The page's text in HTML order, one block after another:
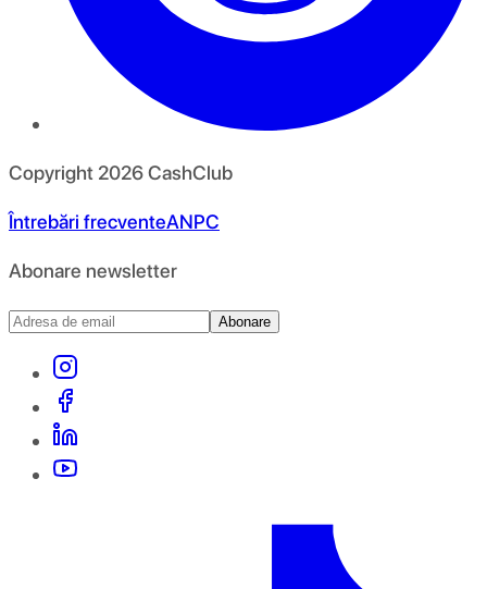
Copyright 2026CashClub
Întrebări frecventeANPC
Abonare newsletter
Abonare